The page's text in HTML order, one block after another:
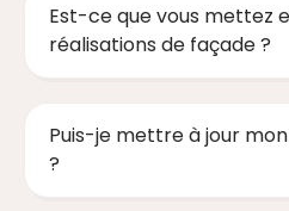
Est-ce que vous mettez
réalisations de façade ?
Puis-je mettre à jour
?